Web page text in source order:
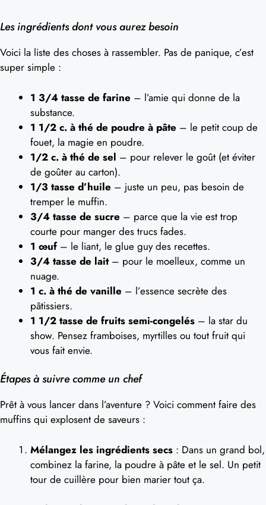
Les ingrédients dont vous aurez besoin
Voici la liste des choses à rassembler. Pas de panique, c’est
super simple :
1 3/4 tasse de farine – l’amie qui donne de la
substance.
1 1/2 c. à thé de poudre à pâte – le petit coup de
fouet, la magie en poudre.
1/2 c. à thé de sel – pour relever le goût (et éviter
de goûter au carton).
1/3 tasse d’huile – juste un peu, pas besoin de
tremper le muffin.
3/4 tasse de sucre – parce que la vie est trop
courte pour manger des trucs fades.
1 œuf– le liant, le glue guy des recettes.
3/4 tasse de lait– pour le moelleux, comme un
nuage.
1 c. à thé de vanille – l’essence secrète des
pâtissiers.
1 1/2 tasse de fruits semi-congelés – la star du
show. Pensez framboises, myrtilles ou tout fruit qui
vous fait envie.
Étapes à suivre comme un chef
Prêt à vous lancer dans l’aventure ? Voici comment faire des
muffins qui explosent de saveurs :
Mélangez les ingrédients secs : Dans un grand bol,
combinez la farine, la poudre à pâte et le sel. Un petit
tour de cuillère pour bien marier tout ça.